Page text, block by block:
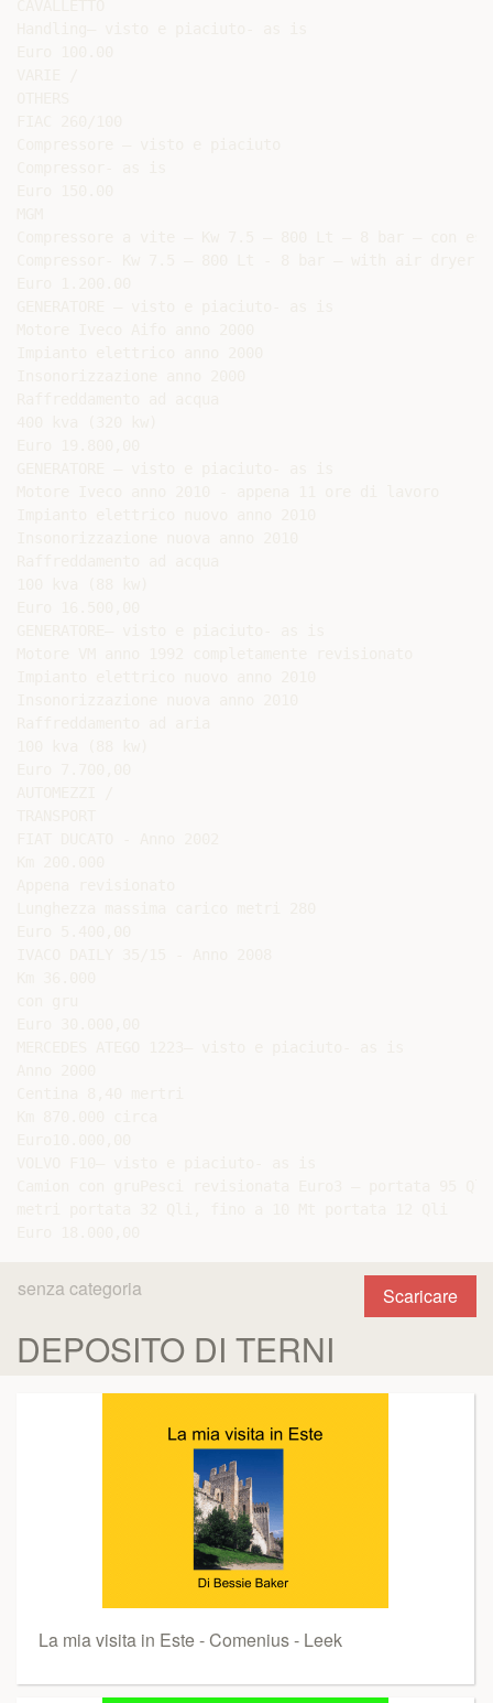
Scaricare
senza categoria
DEPOSITO DI TERNI
La mia visita in Este - Comenius - Leek